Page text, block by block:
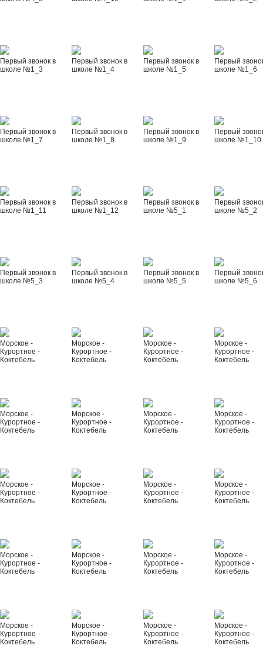
Первый звонок в
школе №1_3
Первый звонок в
школе №1_4
Первый звонок в
школе №1_5
Первый
школе №1_6
Первый звонок в
школе №1_7
Первый звонок в
школе №1_8
Первый звонок в
школе №1_9
Первый
школе №1_10
Первый звонок в
школе №1_11
Первый звонок в
школе №1_12
Первый звонок в
школе №5_1
Первый
школе №5_2
Первый звонок в
школе №5_3
Первый звонок в
школе №5_4
Первый звонок в
школе №5_5
Первый
школе №5_6
Морское -
Курортное -
Коктебель
Морское -
Курортное -
Коктебель
Морское -
Курортное -
Коктебель
Морское -
Курортное -
Коктебель
Морское -
Курортное -
Коктебель
Морское -
Курортное -
Коктебель
Морское -
Курортное -
Коктебель
Морское -
Курортное -
Коктебель
Морское -
Курортное -
Коктебель
Морское -
Курортное -
Коктебель
Морское -
Курортное -
Коктебель
Морское -
Курортное -
Коктебель
Морское -
Курортное -
Коктебель
Морское -
Курортное -
Коктебель
Морское -
Курортное -
Коктебель
Морское -
Курортное -
Коктебель
Морское -
Курортное -
Коктебель
Морское -
Курортное -
Коктебель
Морское -
Курортное -
Коктебель
Морское -
Курортное -
Коктебель